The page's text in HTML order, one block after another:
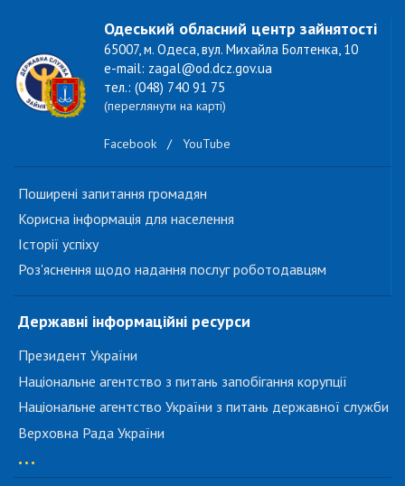
Одеський обласний центр зайнятості
65007, м. Одеса, вул. Михайла Болтенка, 10
e-mail: zagal@od.dcz.gov.ua
тел.: (048) 740 91 75
(переглянути на карті)
Facebook / YouTube
Поширені запитання громадян
Корисна інформація для населення
Історії успіху
Роз'яснення щодо надання послуг роботодавцям
Державні інформаційні ресурси
Президент України
Національне агентство з питань запобігання корупції
Національне агентство України з питань державної служби
Верховна Рада України
...